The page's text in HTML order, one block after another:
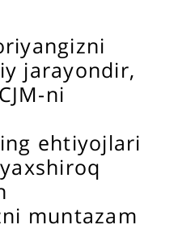
jarayondir,
ni
ehtiyojlari
muntazam